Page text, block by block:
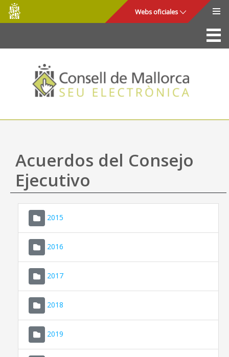
Saltar al contenido principal
Consell
de
Mallorca
Webs oficiales
La Sede
Consejo de Mallorca
Acceso y seguridad
Utilidades
Mapa web
Ayuda
Acuerdos del Consejo
Ejecutivo
2015
2016
2017
2018
2019